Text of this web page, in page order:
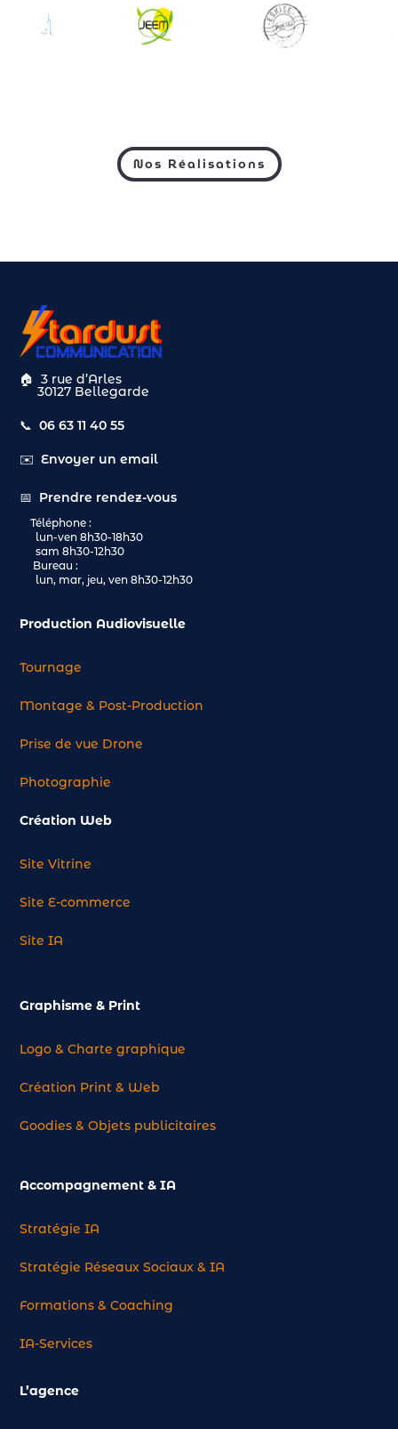
Nos Réalisations
🏠3 rue d’Arles
30127 Bellegarde
📞06 63 11 40 55
✉️Envoyer un email
📅 Prendre rendez-vous
Téléphone :
lun-ven 8h30-18h30
sam 8h30-12h30
Bureau :
lun, mar, jeu, ven 8h30-12h30
Production Audiovisuelle
Tournage
Montage & Post-Production
Prise de vue Drone
Photographie
Création Web
Site Vitrine
Site E-commerce
Site IA
Graphisme & Print
Logo & Charte graphique
Création Print & Web
Goodies & Objets publicitaires
Accompagnement & IA
Stratégie IA
Stratégie Réseaux Sociaux & IA
Formations & Coaching
IA-Services
L’agence